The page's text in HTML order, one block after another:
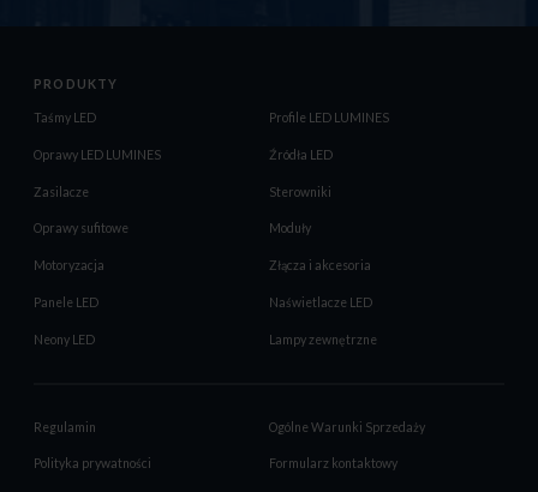
PRODUKTY
Taśmy LED Profile LED LUMINES
Oprawy LED LUMINES Źródła LED
Zasilacze Sterowniki
Oprawy sufitowe Moduły
Motoryzacja Złącza i akcesoria
Panele LED Naświetlacze LED
Neony LED Lampy zewnętrzne
Regulamin Ogólne Warunki Sprzedaży
Polityka prywatności Formularz kontaktowy